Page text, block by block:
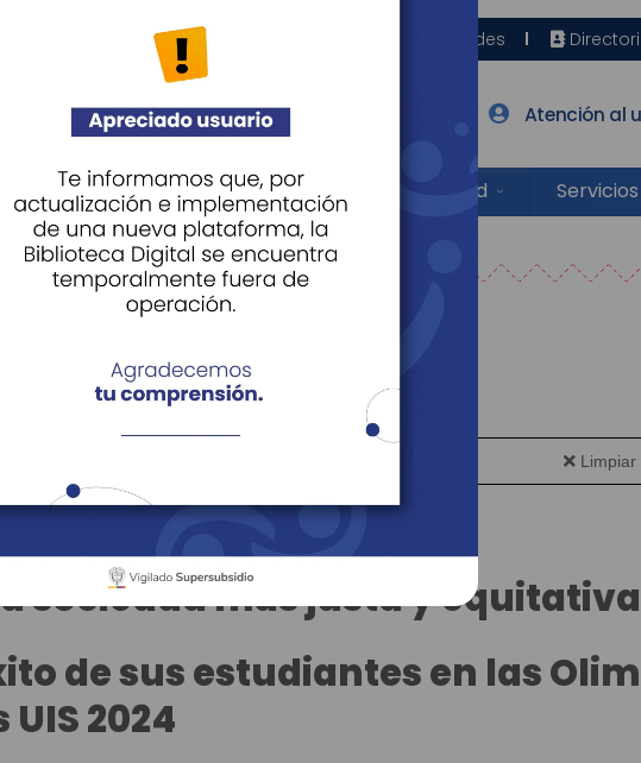
Sedes
Agéndate Atención al
Educación Cultura Salud Servicios
Limpiar
sociedad más justa y equitativa
de sus estudiantes en las
2024